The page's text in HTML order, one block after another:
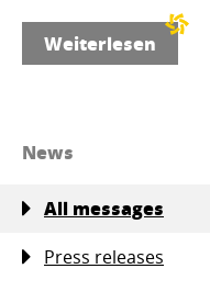
Weiterlesen
News
All messages
Press releases